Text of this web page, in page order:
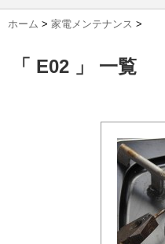
ホーム > 家電メンテナンス >
「 E02 」 一覧